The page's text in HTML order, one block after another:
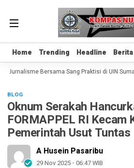
Home Trending Headline Berita
Home Trending Headline Berita
Bersama Sang Praktisi di UIN
BLOG
Oknum Serakah
FORMAPPEL RI Kecam
Pemerintah Usut Tuntas
A Husein Pasaribu
29 Nov 2025 - 06:47 WIB